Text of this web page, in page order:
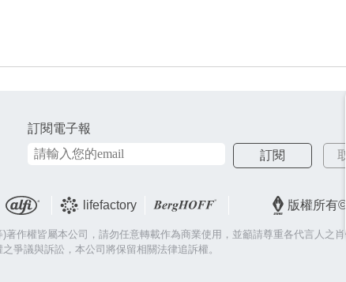
訂閱電子報
訂閱
lifefactory 版權所有
作權皆屬本公司，請勿任意轉載作為商業使用，並籲請尊重各代言人之
之爭議與訴訟，本公司將保留相關法律追訴權。